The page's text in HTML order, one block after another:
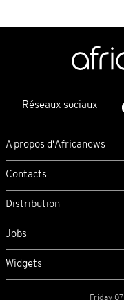
Réseaux sociaux
A propos d'Africanews
Contacts
Distribution
Jobs
Widgets
Friday